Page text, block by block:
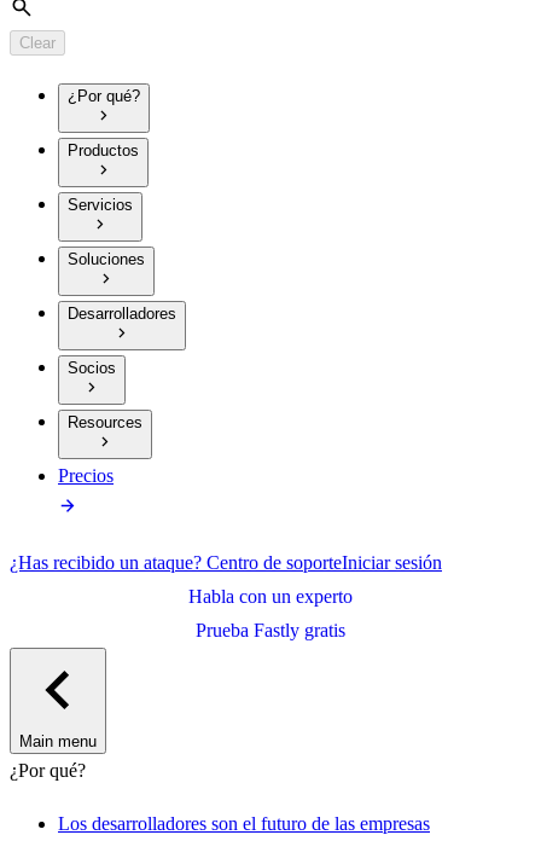
Search
Clear
¿Por qué?
Productos
Servicios
Soluciones
Desarrolladores
Socios
Resources
Precios
¿Has recibido un ataque? Centro de soporteIniciar sesión
Habla con un experto
Prueba Fastly gratis
Main menu
¿Por qué?
Los desarrolladores son el futuro de las empresas